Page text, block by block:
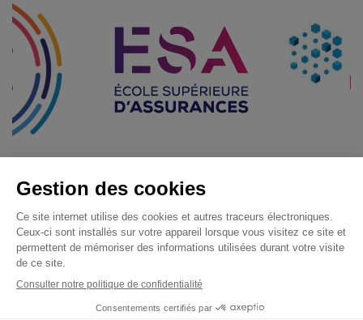
Candidature
Demande de catalogue
Menu Pied de page
Mentions légales
Politique de confidentialité